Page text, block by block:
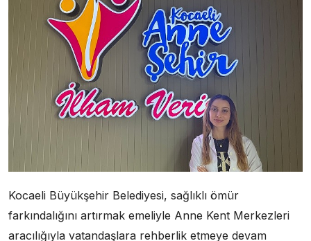
Kocaeli Büyükşehir Belediyesi, sağlıklı ömür
farkındalığını artırmak emeliyle Anne Kent Merkezleri
aracılığıyla vatandaşlara rehberlik etmeye devam